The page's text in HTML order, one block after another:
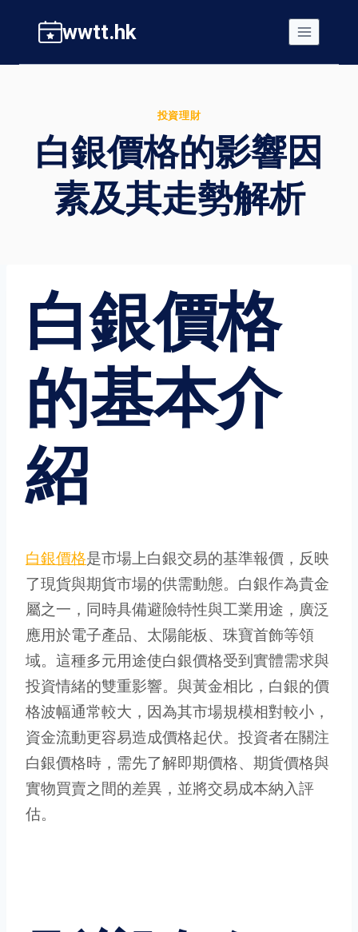
content
wwtt.hk
投資理財
白銀價格的影響因
素及其走勢解析
白銀價格
的基本介
紹
白銀價格是市場上白銀交易的基準報價，反映
了現貨與期貨市場的供需動態。白銀作為貴金
屬之一，同時具備避險特性與工業用途，廣泛
應用於電子產品、太陽能板、珠寶首飾等領
域。這種多元用途使白銀價格受到實體需求與
投資情緒的雙重影響。與黃金相比，白銀的價
格波幅通常較大，因為其市場規模相對較小，
資金流動更容易造成價格起伏。投資者在關注
白銀價格時，需先了解即期價格、期貨價格與
實物買賣之間的差異，並將交易成本納入評
估。